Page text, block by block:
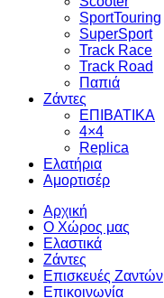
SportTouring
SuperSport
Track Race
Track Road
Παπιά
Ζάντες
ΕΠΙΒΑΤΙΚΑ
4×4
Replica
Ελατήρια
Αμορτισέρ
Αρχική
Ο Χώρος μας
Ελαστικά
Ζάντες
Επισκευές Ζαντών
Επικοινωνία